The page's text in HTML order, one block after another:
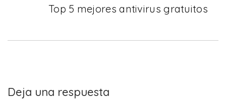
Top 5 mejores antivirus gratuitos
Deja una respuesta